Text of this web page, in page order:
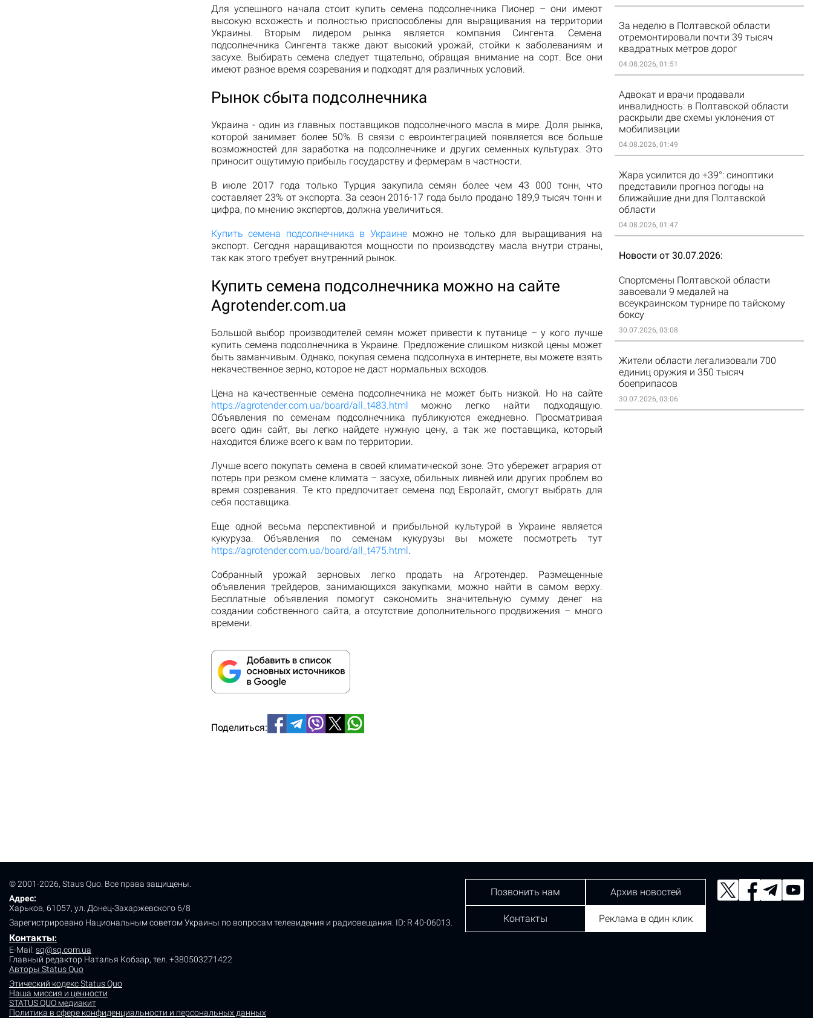
Для успешного начала стоит купить семена подсолнечника Пионер – они имеют
высокую всхожесть и полностью приспособлены для выращивания на территории
Украины. Вторым лидером рынка является компания Сингента. Семена
подсолнечника Сингента также дают высокий урожай, стойки к заболеваниям и
засухе. Выбирать семена следует тщательно, обращая внимание на сорт. Все они
имеют разное время созревания и подходят для различных условий.
Рынок сбыта подсолнечника
Украина - один из главных поставщиков подсолнечного масла в мире. Доля рынка,
которой занимает более 50%. В связи с евроинтеграцией появляется все больше
возможностей для заработка на подсолнечнике и других семенных культурах. Это
приносит ощутимую прибыль государству и фермерам в частности.
В июле 2017 года только Турция закупила семян более чем 43 000 тонн, что
составляет 23% от экспорта. За сезон 2016-17 года было продано 189,9 тысяч тонн и
цифра, по мнению экспертов, должна увеличиться.
Купить семена подсолнечника в Украинеможно не только для выращивания на
экспорт. Сегодня наращиваются мощности по производству масла внутри страны,
так как этого требует внутренний рынок.
Купить семена подсолнечника можно на сайте
Agrotender.com.ua
Большой выбор производителей семян может привести к путанице – у кого лучше
купить семена подсолнечника в Украине. Предложение слишком низкой цены может
быть заманчивым. Однако, покупая семена подсолнуха в интернете, вы можете взять
некачественное зерно, которое не даст нормальных всходов.
Цена на качественные семена подсолнечника не может быть низкой. Но на сайте
https://agrotender.com.ua/board/all_t483.html
можно легко найти подходящую.
Объявления по семенам подсолнечника публикуются ежедневно. Просматривая
всего один сайт, вы легко найдете нужную цену, а так же поставщика, который
находится ближе всего к вам по территории.
Лучше всего покупать семена в своей климатической зоне. Это убережет агрария от
потерь при резком смене климата – засухе, обильных ливней или других проблем во
время созревания. Те кто предпочитает семена под Евролайт, смогут выбрать для
себя поставщика.
Еще одной весьма перспективной и прибыльной культурой в Украине является
кукуруза. Объявления по семенам кукурузы вы можете посмотреть тут
https://agrotender.com.ua/board/all_t475.html .
Собранный урожай зерновых легко продать на Агротендер. Размещенные
объявления трейдеров, занимающихся закупками, можно найти в самом верху.
Бесплатные объявления помогут сэкономить значительную сумму денег на
создании собственного сайта, а отсутствие дополнительного продвижения – много
времени.
Поделиться:
За неделю в Полтавской области
отремонтировали почти 39 тысяч
квадратных метров дорог
04.08.2026, 01:51
Адвокат и врачи продавали
инвалидность: в Полтавской области
раскрыли две схемы уклонения от
мобилизации
04.08.2026, 01:49
Жара усилится до +39°: синоптики
представили прогноз погоды на
ближайшие дни для Полтавской
области
04.08.2026, 01:47
Новости от 30.07.2026
Спортсмены Полтавской области
завоевали 9 медалей на
всеукраинском турнире по тайскому
боксу
30.07.2026, 03:08
Жители области легализовали 700
единиц оружия и 350 тысяч
боеприпасов
30.07.2026, 03:06
© 2001-2026, Staus Quo. Все права защищены.
Адрес:
Харьков, 61057, ул. Донец-Захаржевского 6/8
Зарегистрировано Национальным советом Украины по вопросам телевидения и радиовещания. ID: R 40-06013.
Контакты:
E-Mail: sq@sq.com.ua
Главный редактор Наталья Кобзар, тел. +380503271422
Авторы Status Quo
Этический кодекс Status Quo
Наша миссия и ценности
STATUS QUO медиакит
Политика в сфере конфиденциальности и персональных данных
Позвонить нам Архив новостей
Контакты Реклама в один клик